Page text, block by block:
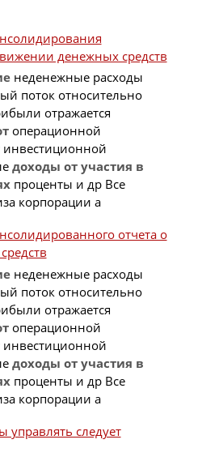
денежных средств
неденежные расходы
поток относительно
отражается
операционной
инвестиционной
доходы от участия в
проценты и др Все
корпорации а
отчета о
неденежные расходы
поток относительно
отражается
операционной
инвестиционной
доходы от участия в
проценты и др Все
корпорации а
управлять следует